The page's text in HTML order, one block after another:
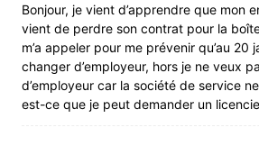
Bonjour, je vient d’apprendre que mon
vient de perdre son contrat pour la
m’a appeler pour me prévenir qu’au 20
changer d’employeur, hors je ne veux
d’employeur car la société de service
est-ce que je peut demander un